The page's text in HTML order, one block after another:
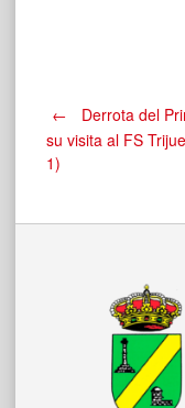
de
←
Derrota del
su visita al FS
1)